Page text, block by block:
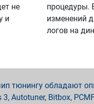
не
и
процедуры.
изменений
логов на
тюнингу обладают
Autotuner, Bitbox,